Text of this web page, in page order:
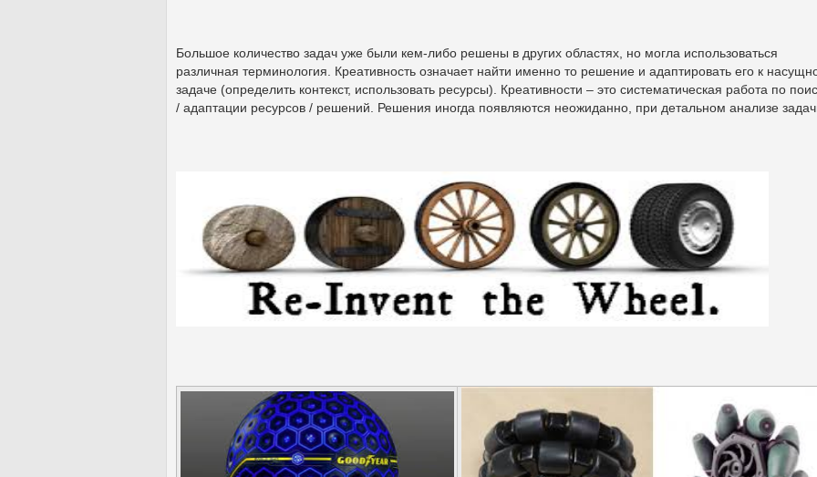
Большое количество задач уже были кем-либо решены в других областях, но могла использоваться
различная терминология. Креативность означает найти именно то решение и адаптировать его к
задаче (определить контекст, использовать ресурсы). Креативности – это систематическая работа по
/ адаптации ресурсов / решений. Решения иногда появляются неожиданно, при детальном анализе